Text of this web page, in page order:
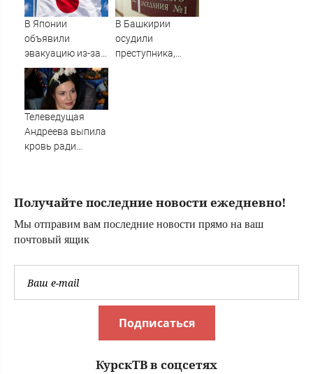
речи
В Японии
объявили
эвакуацию из-за
приближения
мощного тайфуна
В Башкирии
осудили
преступника,
Телеведущая
Андреева выпила
кровь ради
Получайте последние новости ежедневно!
Мы отправим вам последние новости прямо на ваш
почтовый ящик
Подписаться
КурскТВ в соцсетях